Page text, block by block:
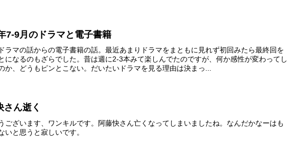
7-9月のドラマと電子書籍
ラマの話からの電子書籍の話。最近あまりドラマをまともに見れず初回みたら最終回を
になるのもざらでした。昔は週に2-3本みて楽しんでたのですが、何か感性が変わってし
か、どうもピンとこない。だいたいドラマを見る理由は決まっ...
さん逝く
ございます、ワンキルです。阿藤快さん亡くなってしまいましたね。なんだかなーはも
いと思うと寂しいです。